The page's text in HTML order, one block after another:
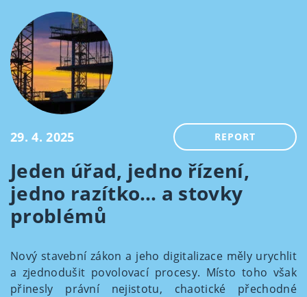
29. 4. 2025 REPORT
Jeden úřad, jedno řízení,
jedno razítko… a stovky
problémů
Nový stavební zákon a jeho digitalizace měly urychlit
a zjednodušit povolovací procesy. Místo toho však
přinesly právní nejistotu, chaotické přechodné